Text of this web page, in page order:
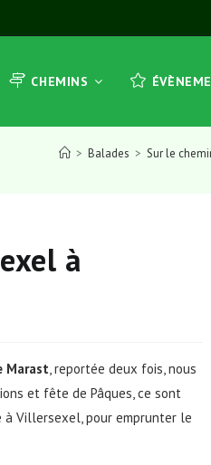
CHEMINS
> Balades > Sur le
à
Marast, reportée deux fois, nous
et fête de Pâques, ce sont
Villersexel, pour emprunter le